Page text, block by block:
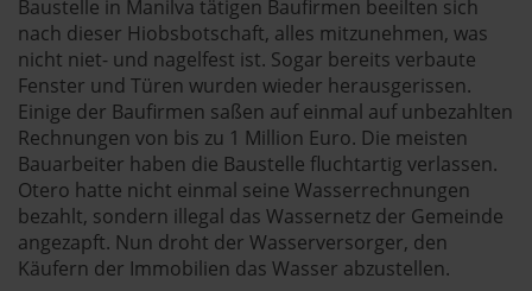
Baustelle in Manilva tätigen Baufirmen beeilten sich
nach dieser Hiobsbotschaft, alles mitzunehmen, was
nicht niet- und nagelfest ist. Sogar bereits verbaute
Fenster und Türen wurden wieder herausgerissen.
Einige der Baufirmen saßen auf einmal auf unbezahlten
Rechnungen von bis zu 1 Million Euro. Die meisten
Bauarbeiter haben die Baustelle fluchtartig verlassen.
Otero hatte nicht einmal seine Wasserrechnungen
bezahlt, sondern illegal das Wassernetz der Gemeinde
angezapft. Nun droht der Wasserversorger, den
Käufern der Immobilien das Wasser abzustellen.